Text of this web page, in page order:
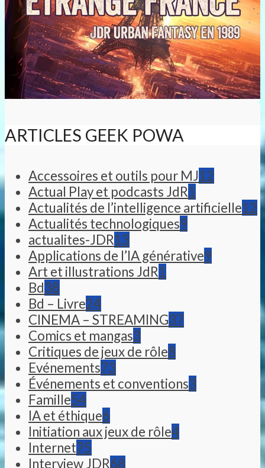
ARTICLES GEEK POWA
Accessoires et outils pour MJ12
Actual Play et podcasts JdR1
Actualités de l’intelligence artificielle12
Actualités technologiques9
actualites-JDR13
Applications de l’IA générative9
Art et illustrations JdR1
Bd38
Bd – Livre24
CINEMA – STREAMING37
Comics et mangas3
Critiques de jeux de rôle8
Evénements73
Événements et conventions3
Famille54
IA et éthique6
Initiation aux jeux de rôle4
Internet75
Interview JDR68